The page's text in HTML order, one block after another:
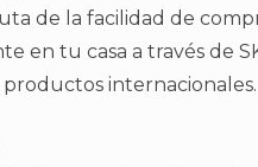
de la facilidad de
en tu casa a través de
internacionales.